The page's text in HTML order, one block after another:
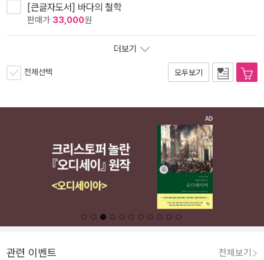
[큰글자도서] 바다의 철학
판매가 33,000원
더보기
전체선택 모두보기
관련 이벤트 전체보기